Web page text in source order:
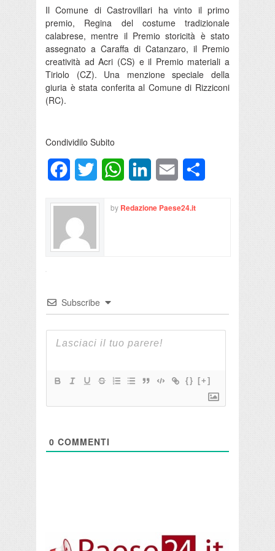
Il Comune di Castrovillari ha vinto il primo
premio, Regina del costume tradizionale
calabrese, mentre il Premio storicità è stato
assegnato a Caraffa di Catanzaro, il Premio
creatività ad Acri (CS) e il Premio materiali a
Tiriolo (CZ). Una menzione speciale della
giuria è stata conferita al Comune di Rizziconi
(RC).
Condividilo Subito
FacebookTwitter WhatsAppLinkedInEmail
by Redazione Paese24.it
Subscribe
{} [+]
0 COMMENTI